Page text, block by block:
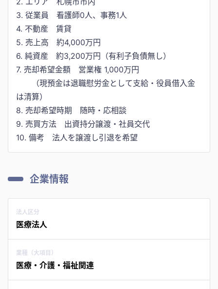
3. 従業員 看護師0人、事務1人
4. 不動産 賃貸
5. 売上高 約4,000万円
6. 純資産 約3,200万円（有利子負債無し）
7. 売却希望金額 営業権 1,000万円
（現預金は退職慰労金として支給・役員借入金
は清算）
8. 売却希望時期 随時・応相談
9. 売買方法 出資持分譲渡・社員交代
企業情報
法人区分
医療法人
業種（大項目）
医療・介護・福祉関連